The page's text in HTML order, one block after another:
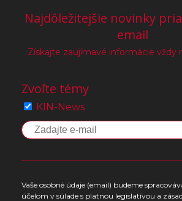
Najdôležitejšie novinky
email
Získajte zaujímavé informácie vždy
Zvoľte témy
KIN-News
Vaše osobné údaje (email) budeme
účelom v súlade s platnou legislatívou a